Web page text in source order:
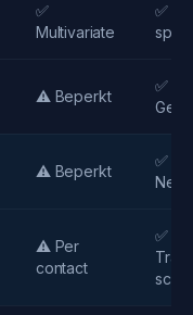
✅
Multivariate
✅
splits
⚠️ Beperkt
✅
⚠️ Beperkt
✅
⚠️ Per
contact
✅